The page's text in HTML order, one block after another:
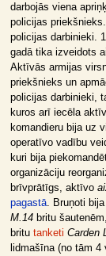
darbojās viena
policijas
policijas darbinieki.
gadā tika izveidots
Aktīvās armijas
priekšnieks un
policijas darbinieki,
kuros arī iecēla
komandieru bija uz
operatīvo vadību
kuri bija
organizāciju
brīvprātīgs, aktīvo
pagastā. Bruņoti
M.14britu
britu tanketi Carden
lidmašīna (no tām 4